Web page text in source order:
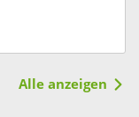
Alle anzeigen